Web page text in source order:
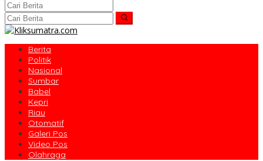
Berita
Politik
Nasional
Sumbar
Babel
Kepri
Riau
Otomatif
Galeri Pos
Video Pos
Olahraga